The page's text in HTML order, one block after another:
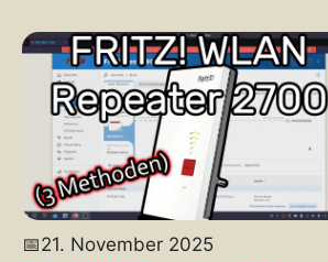
📅21. November 2025